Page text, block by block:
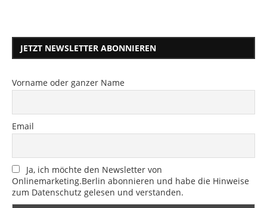
JETZT NEWSLETTER ABONNIEREN
Vorname oder ganzer Name
Email
Ja, ich möchte den Newsletter von
Onlinemarketing.Berlin abonnieren und habe die Hinweise
zum Datenschutz gelesen und verstanden.